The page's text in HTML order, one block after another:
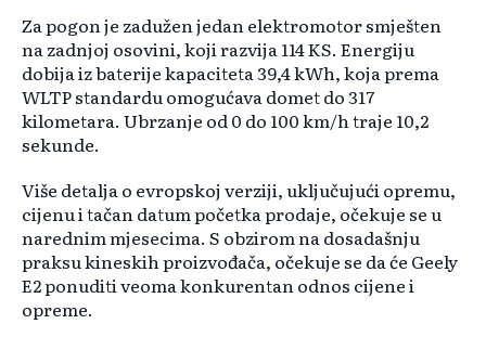
Za pogon je zadužen jedan elektromotor smješten
na zadnjoj osovini, koji razvija 114 KS. Energiju
dobija iz baterije kapaciteta 39,4 kWh, koja prema
WLTP standardu omogućava domet do 317
kilometara. Ubrzanje od 0 do 100 km/h traje 10,2
sekunde.
Više detalja o evropskoj verziji, uključujući opremu,
cijenu i tačan datum početka prodaje, očekuje se u
narednim mjesecima. S obzirom na dosadašnju
praksu kineskih proizvođača, očekuje se da će Geely
E2 ponuditi veoma konkurentan odnos cijene i
opreme.